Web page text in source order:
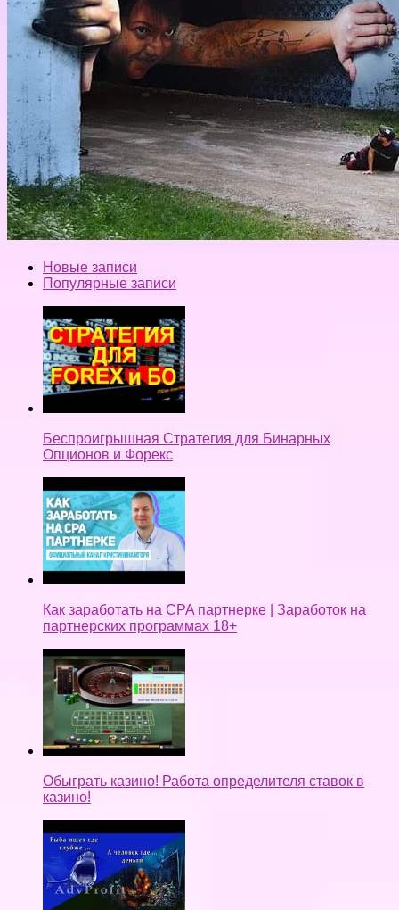
Новые записи
Популярные записи
Беспроигрышная Стратегия для Бинарных
Опционов и Форекс
Как заработать на CPA партнерке | Заработок на
партнерских программах 18+
Обыграть казино! Работа определителя ставок в
казино!